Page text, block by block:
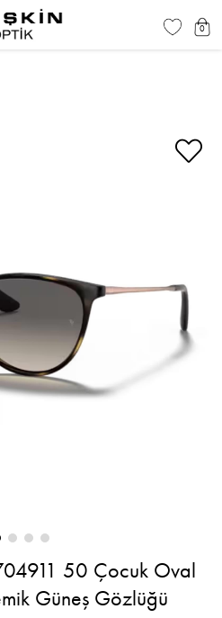
0
50 Çocuk Oval
Güneş Gözlüğü